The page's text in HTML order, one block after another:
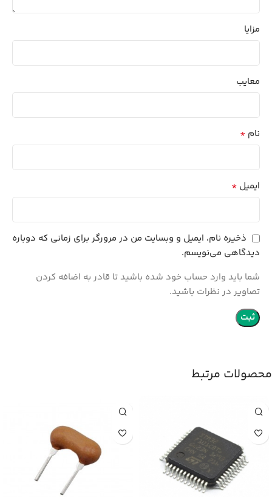
مزایا
معایب
نام *
ایمیل *
ذخیره نام، ایمیل و وبسایت من در مرورگر برای زمانی که دوباره
دیدگاهی می‌نویسم.
شما باید وارد حساب خود شده باشید تا قادر به اضافه کردن
تصاویر در نظرات باشید.
محصولات مرتبط